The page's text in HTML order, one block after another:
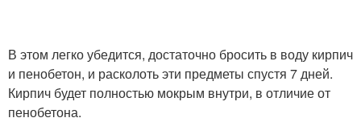
В этом легко убедится, достаточно бросить в воду кирпич
и пенобетон, и расколоть эти предметы спустя 7 дней.
Кирпич будет полностью мокрым внутри, в отличие от
пенобетона.